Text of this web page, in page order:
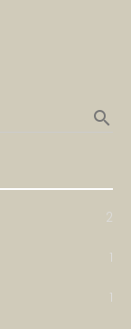
search
2
1
1